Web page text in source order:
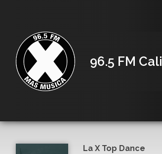
96.5 FM Cali
La X Top Dance